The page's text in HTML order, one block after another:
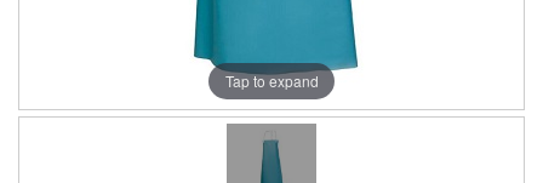
Tap to expand